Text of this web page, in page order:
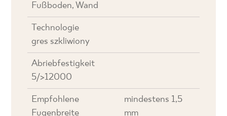
Fußboden, Wand
Technologie
gres szkliwiony
Abriebfestigkeit
5/>12000
Empfohlene
Fugenbreite
mindestens 1,5
mm